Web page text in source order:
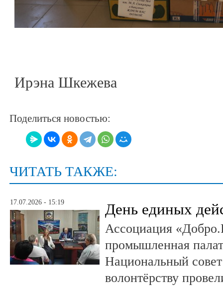
Ирэна Шкежева
Поделиться новостью:
ЧИТАТЬ ТАКЖЕ:
17.07.2026 - 15:19 День единых
Ассоциация
промышленная
Национальный
волонтёрству